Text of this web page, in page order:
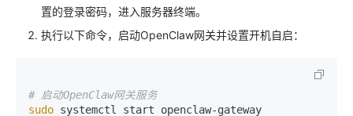
置的登录密码，进入服务器终端。
执行以下命令，启动OpenClaw网关并设置开机自启：
# 启动OpenClaw网关服务
sudo systemctl start openclaw-gateway